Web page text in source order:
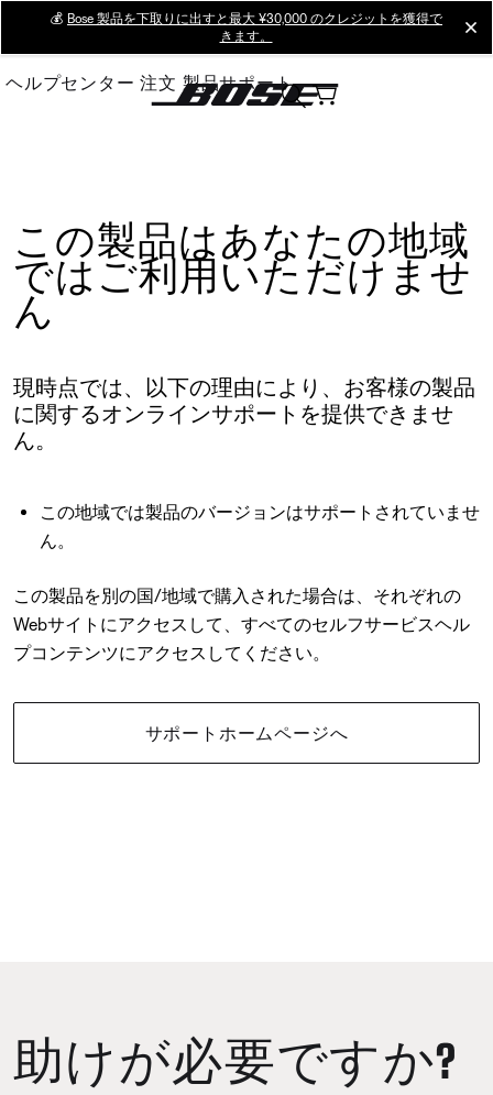
Main
💰 Bose 製品を下取りに出すと最大 ¥30,000 のクレジットを獲得で
きます。
ヘルプセンター 注文 製品サポート
この製品はあなたの地域
ではご利用いただけませ
ん
現時点では、以下の理由により、お客様の製品
に関するオンラインサポートを提供できませ
ん。
この地域では製品のバージョンはサポートされていませ
ん。
この製品を別の国/地域で購入された場合は、それぞれの
Webサイトにアクセスして、すべてのセルフサービスヘル
プコンテンツにアクセスしてください。
サポートホームページへ
助けが必要ですか?